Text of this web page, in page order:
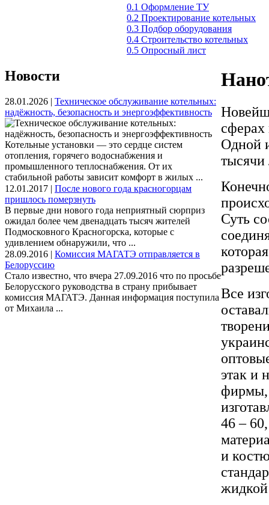
0.1 Оформление ТУ
0.2 Проектирование котельных
0.3 Подбор оборудования
0.4 Строительство котельных
0.5 Опросный лист
Новости
28.01.2026 | Техническое обслуживание котельных:
надёжность, безопасность и энергоэффективность
Котельные установки — это сердце систем
отопления, горячего водоснабжения и
промышленного теплоснабжения. От их
стабильной работы зависит комфорт в жилых ...
12.01.2017 | После нового года красногорцам
пришлось померзнуть
В первые дни нового года неприятный сюрприз
ожидал более чем двенадцать тысяч жителей
Подмосковного Красногорска, которые с
удивлением обнаружили, что ...
28.09.2016 | Комиссия МАГАТЭ отправляется в
Белоруссию
Стало известно, что вчера 27.09.2016 что по просьбе
Белорусского руководства в страну прибывает
комиссия МАГАТЭ. Данная информация поступила
от Михаила ...
сферах
Одной
тысячи
Суть
Все
этак и
фирмы,
46 –
и